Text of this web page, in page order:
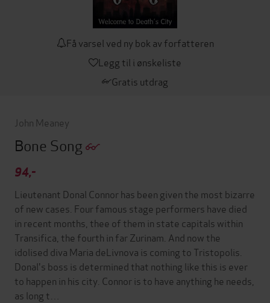
Få varsel ved ny bok av forfatteren
Legg til i ønskeliste
Gratis utdrag
John Meaney
Bone Song
94,-
Lieutenant Donal Connor has been given the most bizarre
of new cases. Four famous stage performers have died
in recent months, thee of them in state capitals within
Transifica, the fourth in far Zurinam. And now the
idolised diva Maria deLivnova is coming to Tristopolis.
Donal's boss is determined that nothing like this is ever
to happen in his city. Connor is to have anything he needs,
as long t…